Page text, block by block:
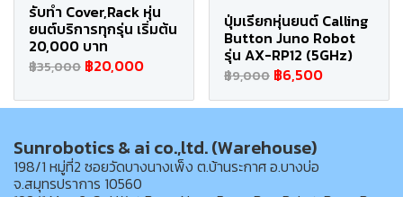
รับทำ Cover,Rack หุ่น
ยนต์บริการทุกรุ่น เริ่มต้น
20,000 บาท
฿35,000 ฿20,000
ปุ่มเรียกหุ่นยนต์ Calling
Button Juno Robot
รุ่น AX-RP12 (5GHz)
฿9,000 ฿6,500
Sunrobotics & ai co.,ltd. (Warehouse)
198/1 หมู่ที่2 ซอยวัดบางนางเพ็ง ต.บ้านระกาศ อ.บางบ่อ
จ.สมุทรปราการ 10560